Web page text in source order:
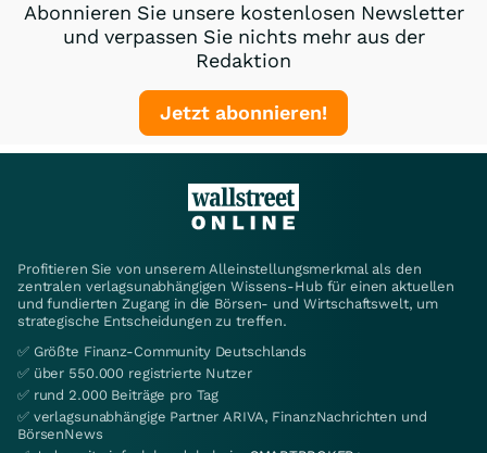
Abonnieren Sie unsere kostenlosen Newsletter
und verpassen Sie nichts mehr aus der
Redaktion
Jetzt abonnieren!
Profitieren Sie von unserem Alleinstellungsmerkmal als den
zentralen verlagsunabhängigen Wissens-Hub für einen aktuellen
und fundierten Zugang in die Börsen- und Wirtschaftswelt, um
strategische Entscheidungen zu treffen.
✅ Größte Finanz-Community Deutschlands
✅ über 550.000 registrierte Nutzer
✅ rund 2.000 Beiträge pro Tag
✅ verlagsunabhängige Partner ARIVA, FinanzNachrichten und
BörsenNews